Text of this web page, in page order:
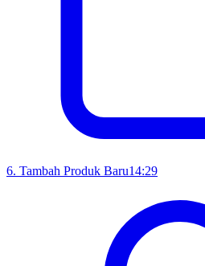
6. Tambah Produk Baru14:29